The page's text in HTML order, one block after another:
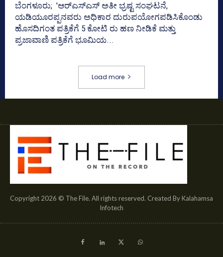
ಬೆಂಗಳೂರು; 'ಆರ್‍‌ಎಸ್‌ಎಸ್‌ ಅತೀ ಭ್ರಷ್ಟ ಸಂಘಟನೆ,
ಯಡಿಯೂರಪ್ಪನವರು ಅಧಿಕಾರ ದುರುಪಯೋಗಪಡಿಸಿಕೊಂಡು
ಹೊಸದಿಗಂತ ಪತ್ರಿಕೆಗೆ 5 ಕೋಟಿ ರು ಹಣ ನೀಡಿಕೆ ಮತ್ತು
ಪ್ರಜಾವಾಣಿ ಪತ್ರಿಕೆಗೆ ಭೂಮಿಯ...
Load more
Copyright 2026 © The File. All rights reserved. Created By Kalahamsa
Infotech